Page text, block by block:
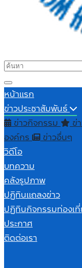
หน้าแรก
ข่าวประชาสัมพันธ์
ข่าวกิจกรรม
ข่
องค์กร
ข่าวอื่นๆ
วิดีโอ
บทความ
คลังรูปภาพ
ปฏิทินแถลงข่าว
ปฏิทินกิจกรรมท่องเ
ประกาศ
ติดต่อเรา